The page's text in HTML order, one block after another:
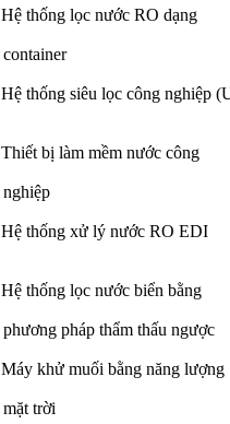
Hệ thống lọc nước RO dạng
container
Hệ thống siêu lọc công nghiệp
Thiết bị làm mềm nước công
nghiệp
Hệ thống xử lý nước RO EDI
Hệ thống lọc nước biển bằng
phương pháp thẩm thấu ngược
Máy khử muối bằng năng lượng
mặt trời